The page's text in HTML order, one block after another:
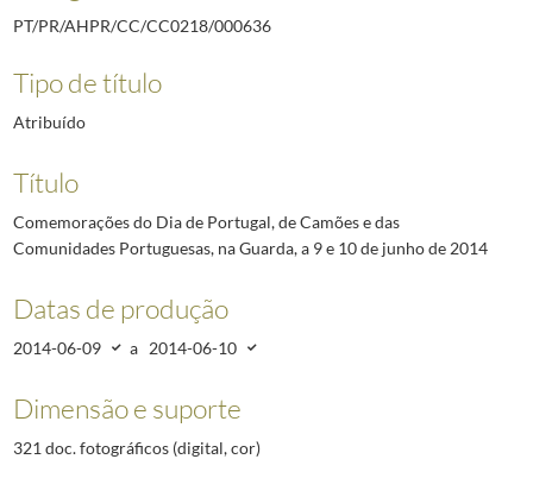
PT/PR/AHPR/CC/CC0218/000636
Tipo de título
Atribuído
Título
Comemorações do Dia de Portugal, de Camões e das
Comunidades Portuguesas, na Guarda, a 9 e 10 de junho de 2014
Datas de produção
2014-06-09 a 2014-06-10
Dimensão e suporte
321 doc. fotográficos (digital, cor)